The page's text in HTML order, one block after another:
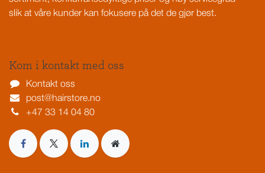
slik at våre kunder kan fokusere på det de gjør best.
Kom i kontakt med oss
Kontakt oss
post@hairstore.no
+47 33 14 04 80